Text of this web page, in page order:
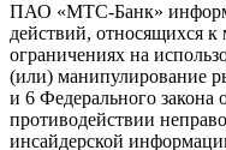
ПАО «МТС-Банк»
действий, относящихся
ограничениях на
(или) манипулирование
и 6 Федерального
противодействии
инсайдерской